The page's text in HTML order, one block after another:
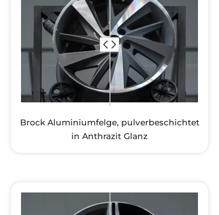
Brock Aluminiumfelge, pulverbeschichtet
in Anthrazit Glanz